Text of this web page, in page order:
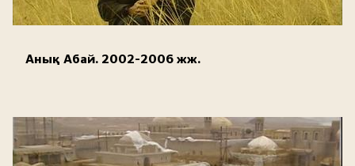
Анық Абай. 2002-2006 жж.